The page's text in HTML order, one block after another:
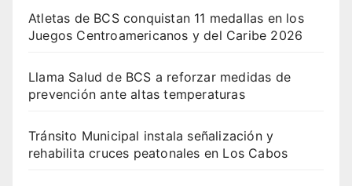
Atletas de BCS conquistan 11 medallas en los
Juegos Centroamericanos y del Caribe 2026
Llama Salud de BCS a reforzar medidas de
prevención ante altas temperaturas
Tránsito Municipal instala señalización y
rehabilita cruces peatonales en Los Cabos